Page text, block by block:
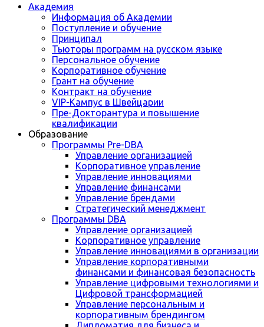
Академия
Информация об Академии
Поступление и обучение
Принципал
Тьюторы программ на русском языке
Персональное обучение
Корпоративное обучение
Грант на обучение
Контракт на обучение
VIP-Кампус в Швейцарии
Пре-Докторантура и повышение
квалификации
Образование
Программы Pre-DBA
Управление организацией
Корпоративное управление
Управление инновациями
Управление финансами
Управление брендами
Стратегический менеджмент
Программы DBA
Управление организацией
Корпоративное управление
Управление инновациями в организации
Управление корпоративными
финансами и финансовая безопасность
Управление цифровыми технологиями и
Цифровой трансформацией
Управление персональным и
корпоративным брендингом